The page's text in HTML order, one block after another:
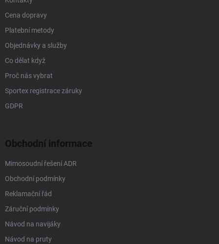
Cena dopravy
Platební metody
Objednávky a služby
Co dělat když
Proč nás vybrat
Sportex registrace záruky
GDPR
Obchodní informace
Mimosoudní řešení ADR
Obchodní podmínky
Reklamační řád
Záruční podmínky
Návod na navijáky
Návod na pruty